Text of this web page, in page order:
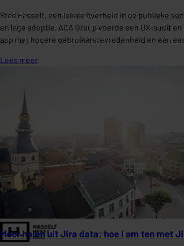
Stad Hasselt, een lokale overheid in de publieke
en lage adoptie. ACA Group voerde een UX-audit
app met hogere gebruikerstevredenheid en een
Lees meer
Meer halen uit Jira data: hoe I am ten met